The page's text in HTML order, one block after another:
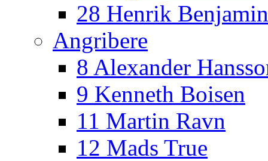
28 Henrik
Angribere
8 Alexander
9 Kenneth Boisen
11 Martin Ravn
12 Mads True